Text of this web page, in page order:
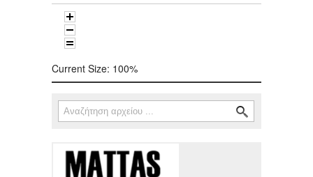
Current Size: 100%
Φόρμα αναζήτησης
Αναζήτηση